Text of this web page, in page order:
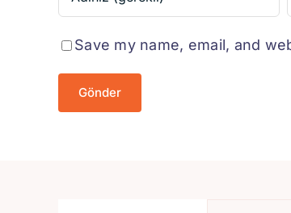
Save my name, email, and